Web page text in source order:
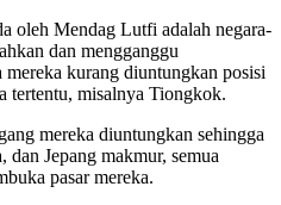
oleh Mendag Lutfi adalah negara-
dan mengganggu
mereka kurang diuntungkan posisi
tertentu, misalnya Tiongkok.
mereka diuntungkan sehingga
Jepang makmur, semua
pasar mereka.